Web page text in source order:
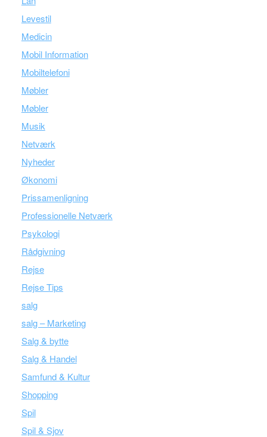
Levestil
Medicin
Mobil Information
Mobiltelefoni
Møbler
Møbler
Musik
Netværk
Nyheder
Økonomi
Prissamenligning
Professionelle Netværk
Psykologi
Rådgivning
Rejse
Rejse Tips
salg
salg – Marketing
Salg & bytte
Salg & Handel
Samfund & Kultur
Shopping
Spil
Spil & Sjov